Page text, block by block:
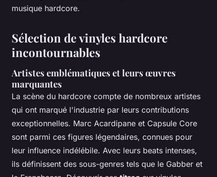
musique hardcore.
Sélection de vinyles hardcore
incontournables
Artistes emblématiques et leurs œuvres
marquantes
La scène du hardcore compte de nombreux artistes
qui ont marqué l'industrie par leurs contributions
exceptionnelles. Marc Acardipane et Capsule Core
sont parmi ces figures légendaires, connues pour
leur influence indélébile. Avec leurs beats intenses,
ils définissent des sous-genres tels que le Gabber et